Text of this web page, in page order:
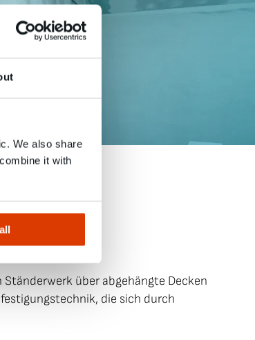
We also share
it with
über abgehängte Decken
die sich durch